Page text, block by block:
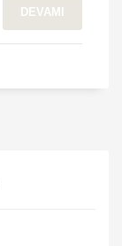
DEVAMI